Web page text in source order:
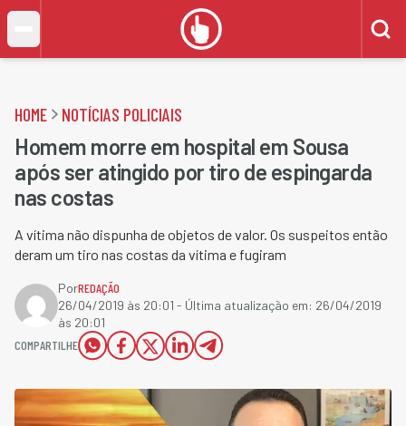
HOME NOTÍCIAS POLICIAIS
Homem morre em hospital em Sousa
após ser atingido por tiro de espingarda
nas costas
A vítima não dispunha de objetos de valor. Os suspeitos então
deram um tiro nas costas da vítima e fugiram
PorREDAÇÃO
26/04/2019 às 20:01 - Última atualização em: 26/04/2019
às 20:01
COMPARTILHE